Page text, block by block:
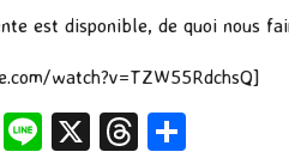
est disponible, de quoi nous
watch?v=TZW55RdchsQ]
T
Li X
T